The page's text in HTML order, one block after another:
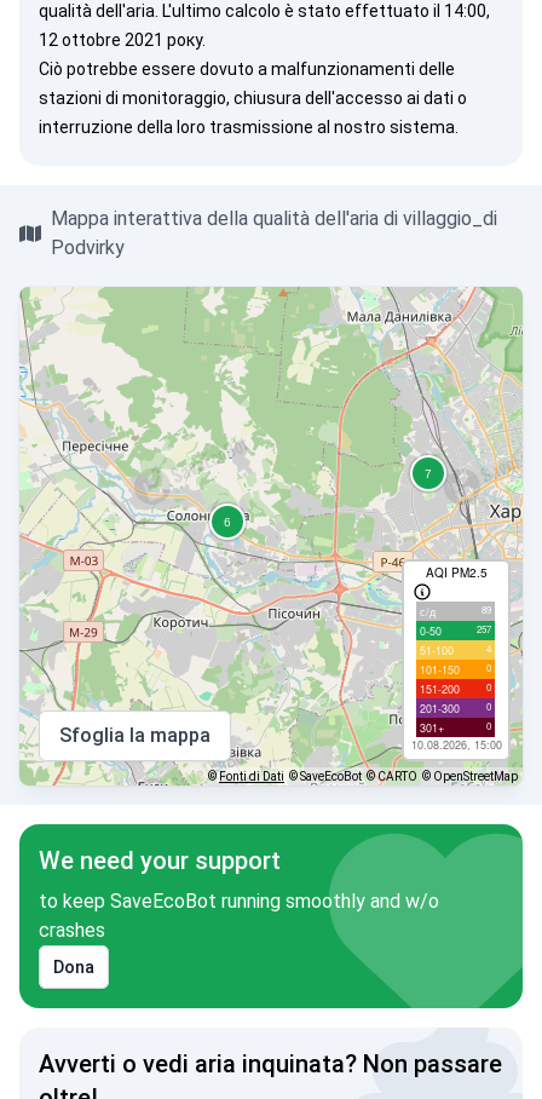
qualità dell'aria. L'ultimo calcolo è stato effettuato il 14:00,
12 ottobre 2021 року.
Ciò potrebbe essere dovuto a malfunzionamenti delle
stazioni di monitoraggio, chiusura dell'accesso ai dati o
interruzione della loro trasmissione al nostro sistema.
Mappa interattiva della qualità dell'aria di villaggio_di
Podvirky
AQI PM2.5
с/д 89
0-50 257
51-100 4
101-150 0
151-200 0
201-300 0
301+ 0
10.08.2026, 15:00
Sfoglia la mappa
©Fonti di Dati © SaveEcoBot © CARTO © OpenStreetMap
We need your support
to keep SaveEcoBot running smoothly and w/o
crashes
Dona
Avverti o vedi aria inquinata? Non passare